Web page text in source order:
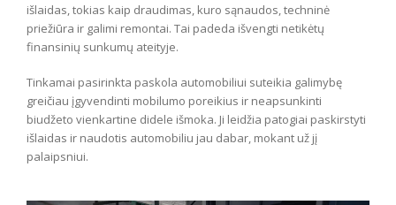
išlaidas, tokias kaip draudimas, kuro sąnaudos, techninė
priežiūra ir galimi remontai. Tai padeda išvengti netikėtų
finansinių sunkumų ateityje.
Tinkamai pasirinkta paskola automobiliui suteikia galimybę
greičiau įgyvendinti mobilumo poreikius ir neapsunkinti
biudžeto vienkartine didele išmoka. Ji leidžia patogiai paskirstyti
išlaidas ir naudotis automobiliu jau dabar, mokant už jį
palaipsniui.